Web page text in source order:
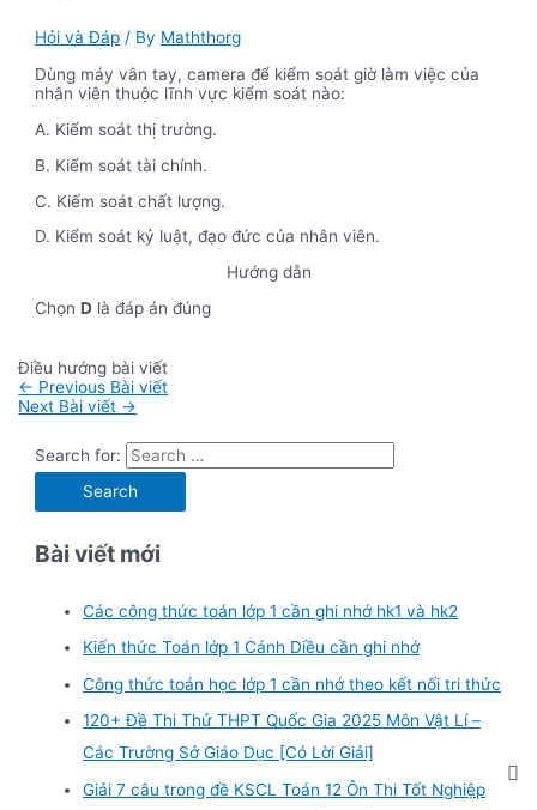
Hỏi và Đáp / By Maththorg
Dùng máy vân tay, camera để kiểm soát giờ làm việc của
nhân viên thuộc lĩnh vực kiểm soát nào:
A. Kiểm soát thị trường.
B. Kiểm soát tài chính.
C. Kiếm soát chất lượng.
D. Kiểm soát kỷ luật, đạo đức của nhân viên.
Hướng dẫn
ChọnD là đáp án đúng
Điều hướng bài viết
← Previous Bài viết
Next Bài viết →
Search for:
Bài viết mới
Các công thức toán lớp 1 cần ghi nhớ hk1 và hk2
Kiến thức Toán lớp 1 Cánh Diều cần ghi nhớ
Công thức toán học lớp 1 cần nhớ theo kết nối tri thức
120+ Đề Thi Thử THPT Quốc Gia 2025 Môn Vật Lí –
Các Trường Sở Giáo Dục [Có Lời Giải]
Giải 7 câu trong đề KSCL Toán 12 Ôn Thi Tốt Nghiệp